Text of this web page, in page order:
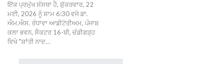
ਇੱਕ ਪ੍ਰਮੁੱਖ ਸੰਸਥਾ ਹੈ, ਸ਼ੁੱਕਰਵਾਰ, 22
ਮਈ, 2026 ਨੂੰ ਸ਼ਾਮ 6:30 ਵਜੇ ਡਾ.
ਐਮ.ਐਸ. ਰੰਧਾਵਾ ਆਡੀਟੋਰੀਅਮ, ਪੰਜਾਬ
ਕਲਾ ਭਵਨ, ਸੈਕਟਰ 16-ਬੀ, ਚੰਡੀਗੜ੍ਹ
ਵਿਖੇ "ਸ਼ਾਂਤੀ ਨਾਦ…